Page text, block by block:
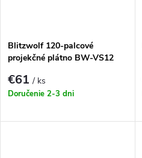
Blitzwolf 120-palcové
projekčné plátno BW-VS12
€61/ ks
Doručenie 2-3 dni